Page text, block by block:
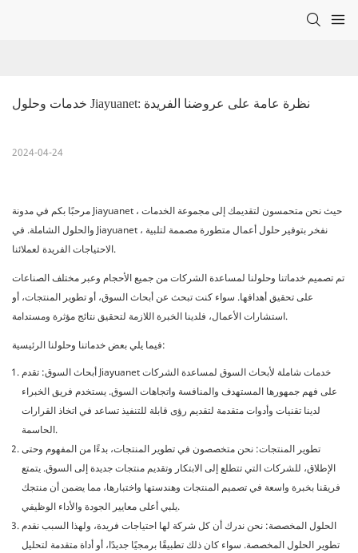
خدمات وحلول Jiayuanet: نظرة عامة على عروضنا الفريدة
2024-04-24
مرحبًا بكم في مدونة Jiayuanet ، حيث نحن متحمسون لتقديمك إلى مجموعة الخدمات
والحلول الشاملة. في Jiayuanet ، نفخر بتوفير حلول أعمال متطورة مصممة لتلبية
الاحتياجات الفريدة لعملائنا.
تم تصميم خدماتنا وحلولنا لمساعدة الشركات من جميع الأحجام وعبر مختلف الصناعات
على تحقيق أهدافها. سواء كنت تبحث عن أبحاث السوق، أو تطوير المنتجات، أو
استشارات الأعمال، فلدينا الخبرة اللازمة لتحقيق نتائج مؤثرة ومستدامة.
فيما يلي بعض خدماتنا وحلولنا الرئيسية:
أبحاث السوق: تقدم Jiayuanet خدمات شاملة لأبحاث السوق لمساعدة الشركات
على فهم جمهورها المستهدف والمنافسة واتجاهات السوق. يستخدم فريق الخبراء
لدينا تقنيات وأدوات متقدمة لتقديم رؤى قابلة للتنفيذ تساعد في اتخاذ القرارات
الحاسمة.
تطوير المنتجات: نحن متخصصون في تطوير المنتجات، بدءًا من المفهوم وحتى
الإطلاق، للشركات التي تتطلع إلى الابتكار وتقديم منتجات جديدة إلى السوق. يتمتع
فريقنا بخبرة واسعة في تصميم المنتجات وهندستها واختبارها، مما يضمن أن منتجك
يلبي أعلى معايير الجودة والأداء الوظيفي.
الحلول المخصصة: نحن ندرك أن كل شركة لها احتياجات فريدة، ولهذا السبب نقدم
تطوير الحلول المخصصة. سواء كان ذلك تطبيقًا برمجيًا جديدًا، أو أداة متقدمة لتحليل